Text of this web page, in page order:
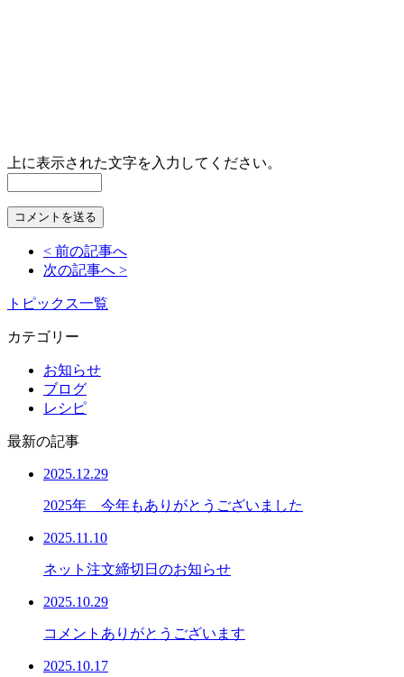
上に表示された文字を入力してください。
< 前の記事へ
次の記事へ >
トピックス一覧
カテゴリー
お知らせ
ブログ
レシピ
最新の記事
2025.12.29
2025年 今年もありがとうございました
2025.11.10
ネット注文締切日のお知らせ
2025.10.29
コメントありがとうございます
2025.10.17